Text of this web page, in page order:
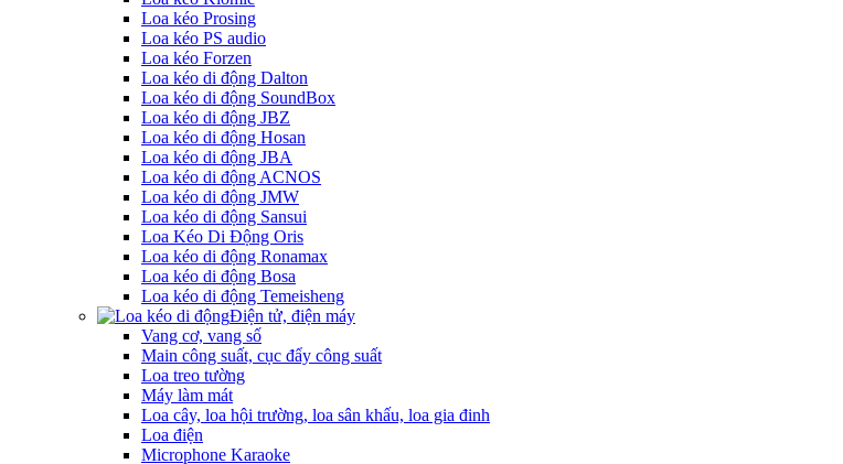
Loa kéo Prosing
Loa kéo PS audio
Loa kéo Forzen
Loa kéo di động Dalton
Loa kéo di động SoundBox
Loa kéo di động JBZ
Loa kéo di động Hosan
Loa kéo di động JBA
Loa kéo di động ACNOS
Loa kéo di động JMW
Loa kéo di động Sansui
Loa Kéo Di Động Oris
Loa kéo di động Ronamax
Loa kéo di động Bosa
Loa kéo di động Temeisheng
Điện tử, điện máy
Vang cơ, vang số
Main công suất, cục đẩy công suất
Loa treo tường
Máy làm mát
Loa cây, loa hội trường, loa sân khấu, loa gia đinh
Loa điện
Microphone Karaoke